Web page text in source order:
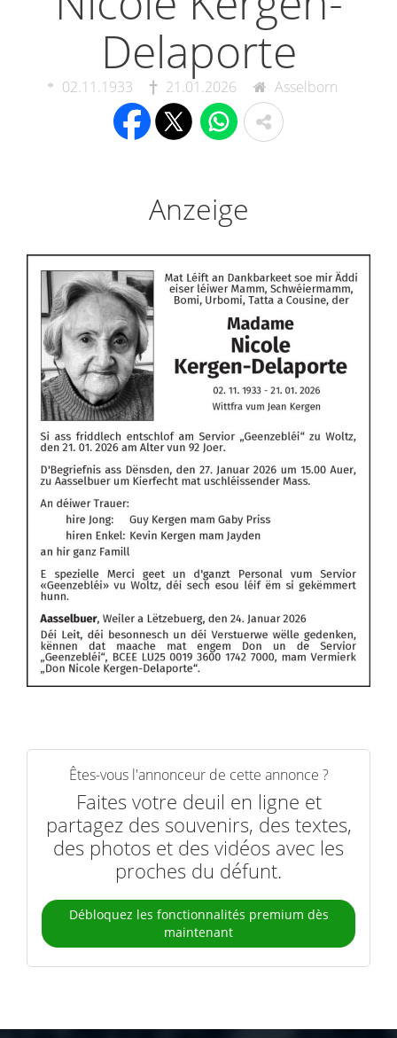
Delaporte
02.11.1933 21.01.2026 Asselborn
Anzeige
Êtes-vous l'annonceur de cette annonce ?
Faites votre deuil en ligne et
partagez des souvenirs, des textes,
des photos et des vidéos avec les
proches du défunt.
Débloquez les fonctionnalités premium dès
maintenant